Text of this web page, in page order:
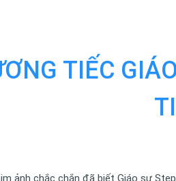
TIẾC
ảnh chắc chắn đã biết Giáo sư